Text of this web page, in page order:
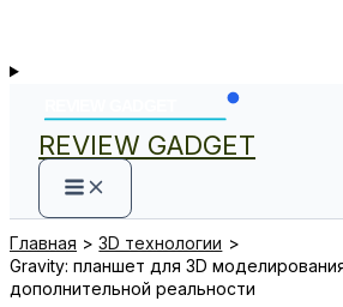
REVIEW GADGET
Главная
3D технологии
Gravity: планшет для 3D
дополнительной реальности